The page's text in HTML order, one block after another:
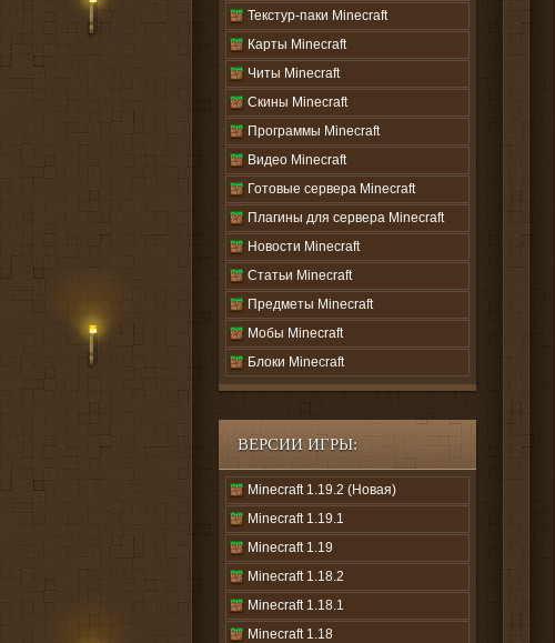
Текстур-паки Minecraft
Карты Minecraft
Читы Minecraft
Скины Minecraft
Программы Minecraft
Видео Minecraft
Готовые сервера Minecraft
Плагины для сервера Minecraft
Новости Minecraft
Статьи Minecraft
Предметы Minecraft
Мобы Minecraft
Блоки Minecraft
ВЕРСИИ ИГРЫ:
Minecraft 1.19.2 (Новая)
Minecraft 1.19.1
Minecraft 1.19
Minecraft 1.18.2
Minecraft 1.18.1
Minecraft 1.18